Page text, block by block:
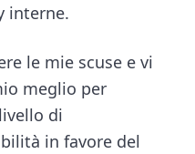
interne.
le mie scuse e vi
meglio per
di
in favore del